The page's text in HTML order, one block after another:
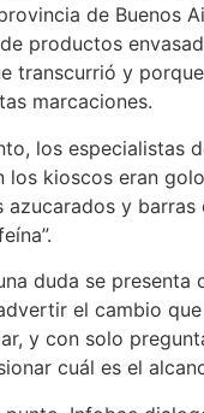
de Buenos
productos
transcurrió y
marcaciones.
los especialistas
los kioscos eran
azucarados y
duda se
el cambio
y con solo
cuál es el